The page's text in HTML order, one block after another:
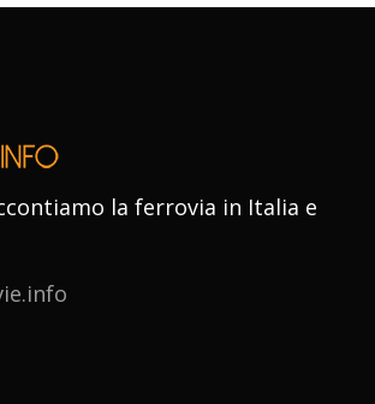
la ferrovia in Italia e